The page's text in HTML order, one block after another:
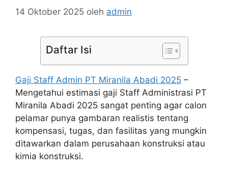
14 Oktober 2025 oleh admin
Daftar Isi
Gaji Staff Admin PT Miranila Abadi 2025 –
Mengetahui estimasi gaji Staff Administrasi PT
Miranila Abadi 2025 sangat penting agar calon
pelamar punya gambaran realistis tentang
kompensasi, tugas, dan fasilitas yang mungkin
ditawarkan dalam perusahaan konstruksi atau
kimia konstruksi.